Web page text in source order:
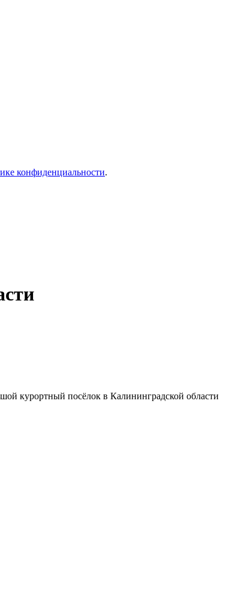
конфиденциальности.
курортный посёлок в Калининградской области